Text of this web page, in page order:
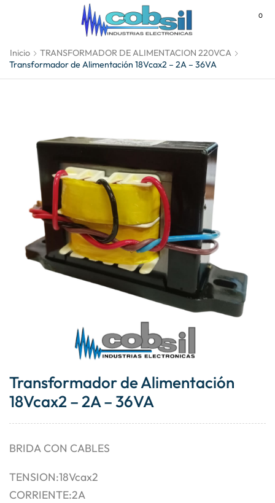
0
Inicio
TRANSFORMADOR DE ALIMENTACION 220VCA
Transformador de Alimentación 18Vcax2 – 2A – 36VA
Transformador de Alimentación
18Vcax2 – 2A – 36VA
BRIDA CON CABLES
TENSION:18Vcax2
CORRIENTE:2A